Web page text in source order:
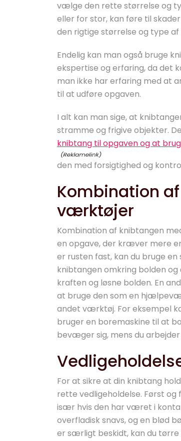
vælge den rette størrelse og
eller for stor, kan føre til
den rigtige størrelse og type
Endelig kan man også bruge
ekspertise og erfaring, da det
man ikke har erfaring med at
til at udføre opgaven.
I alt kan man sige, at
stramme og frigive objekter.
knibtang til opgaven og at
den med forsigtighed og
Kombination
værktøjer
Kombination af knibtangen
en opgave, der kræver mere
er rusten fast, kan du bruge
knibtangen omkring bolden
kraften og løsne bolden. En
at bruge den som en
andet værktøj. For eksempel
bruger en boremaskine til at
bevæger sig, mens du
For at sikre at din knibtang
rette vedligeholdelse. Først
især hvis den har været i
overfladisk snavs, og en blød
er særligt beskidt, kan du tørre